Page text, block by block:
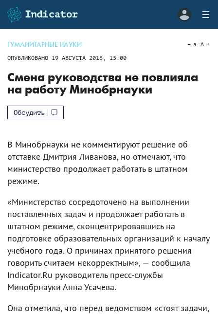
ГУМАНИТАРНЫЕ НАУКИ
ОПУБЛИКОВАНО 19 АВГУСТА 2016, 15:00
a A
Смена руководства не повлияла
на работу Минобрнауки
Обсудить
В Минобрнауки не комментируют решение об
отставке Дмитрия Ливанова, но отмечают, что
министерство продолжает работать в штатном
режиме.
«Министерство сосредоточено на выполнении
поставленных задач и продолжает работать в
штатном режиме, сконцентрировавшись на
подготовке образовательных организаций к началу
учебного года. О причинах принятого решения
говорить считаем некорректным», — сообщила
Indicator.Ru руководитель пресс-службы
Минобрнауки Анна Усачева.
Она отметила, что перед ведомством «стоят задачи,